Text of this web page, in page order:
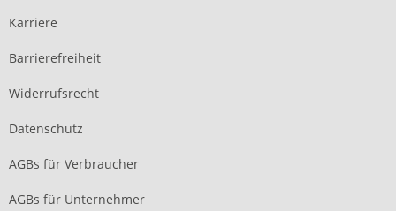
Karriere
Barrierefreiheit
Widerrufsrecht
Datenschutz
AGBs für Verbraucher
AGBs für Unternehmer